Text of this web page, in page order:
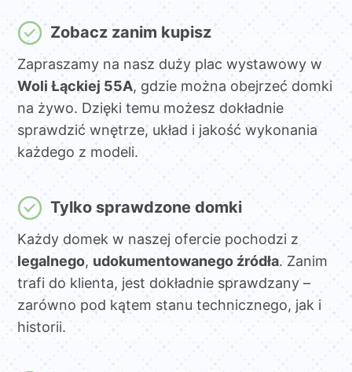
Zobacz zanim kupisz
Zapraszamy na nasz duży plac wystawowy w
Woli Łąckiej 55A, gdzie można obejrzeć domki
na żywo. Dzięki temu możesz dokładnie
sprawdzić wnętrze, układ i jakość wykonania
każdego z modeli.
Tylko sprawdzone domki
Każdy domek w naszej ofercie pochodzi z
legalnego, udokumentowanego źródła. Zanim
trafi do klienta, jest dokładnie sprawdzany –
zarówno pod kątem stanu technicznego, jak i
historii.